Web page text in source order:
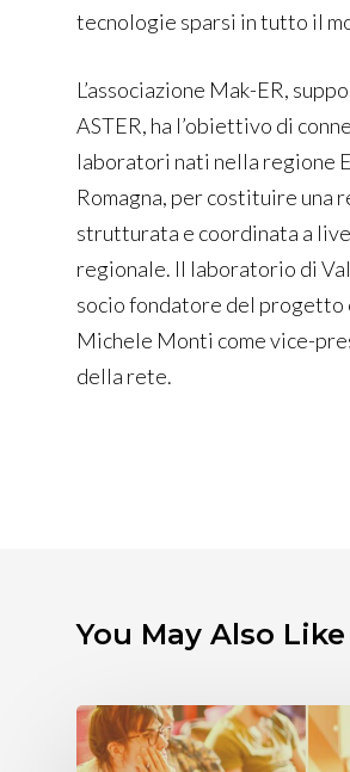
tecnologie sparsi in tutto il
L’associazione Mak-ER,
ASTER, ha l’obiettivo di
laboratori nati nella regione
Romagna, per costituire una
strutturata e coordinata a
regionale. Il laboratorio di
socio fondatore del progetto
Michele Monti come vice-
della rete.
You May Also Like